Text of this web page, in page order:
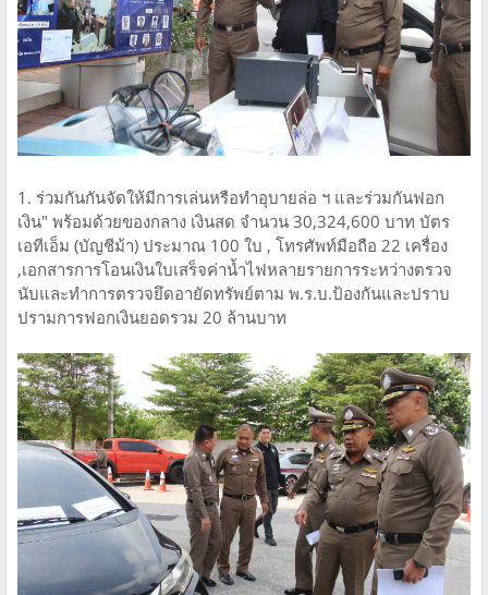
1. ร่วมกันกันจัดให้มีการเล่นหรือทำอุบายล่อ ฯ และร่วมกันฟอก
เงิน" พร้อมด้วยของกลาง เงินสด จำนวน 30,324,600 บาท บัตร
เอทีเอ็ม (บัญชีม้า) ประมาณ 100 ใบ , โทรศัพท์มือถือ 22 เครื่อง
,เอกสารการโอนเงินใบเสร็จค่าน้ำไฟหลายรายการระหว่างตรวจ
นับและทำการตรวจยึดอายัดทรัพย์ตาม พ.ร.บ.ป้องกันและปราบ
ปรามการฟอกเงินยอดรวม 20 ล้านบาท